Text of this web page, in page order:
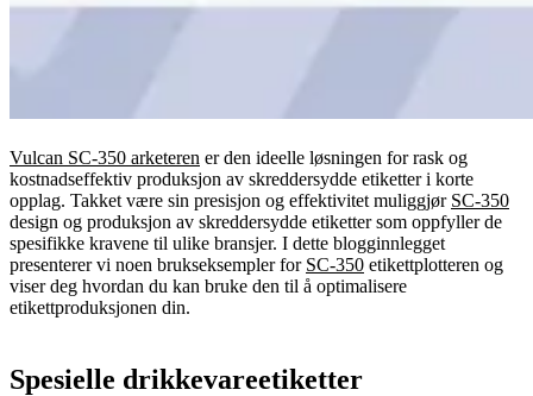
Vulcan SC-350 arketeren er den ideelle løsningen for rask og
kostnadseffektiv produksjon av skreddersydde etiketter i korte
opplag. Takket være sin presisjon og effektivitet muliggjør SC-350
design og produksjon av skreddersydde etiketter som oppfyller de
spesifikke kravene til ulike bransjer. I dette blogginnlegget
presenterer vi noen brukseksempler for SC-350 etikettplotteren og
viser deg hvordan du kan bruke den til å optimalisere
etikettproduksjonen din.
Spesielle drikkevareetiketter